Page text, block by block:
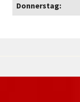
Donnerstag: